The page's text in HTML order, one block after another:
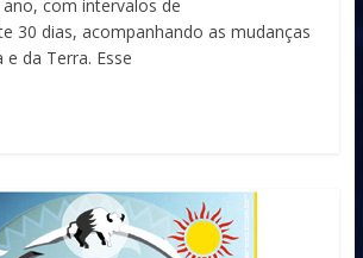
com intervalos de
30 dias, acompanhando as mudanças
da Terra. Esse